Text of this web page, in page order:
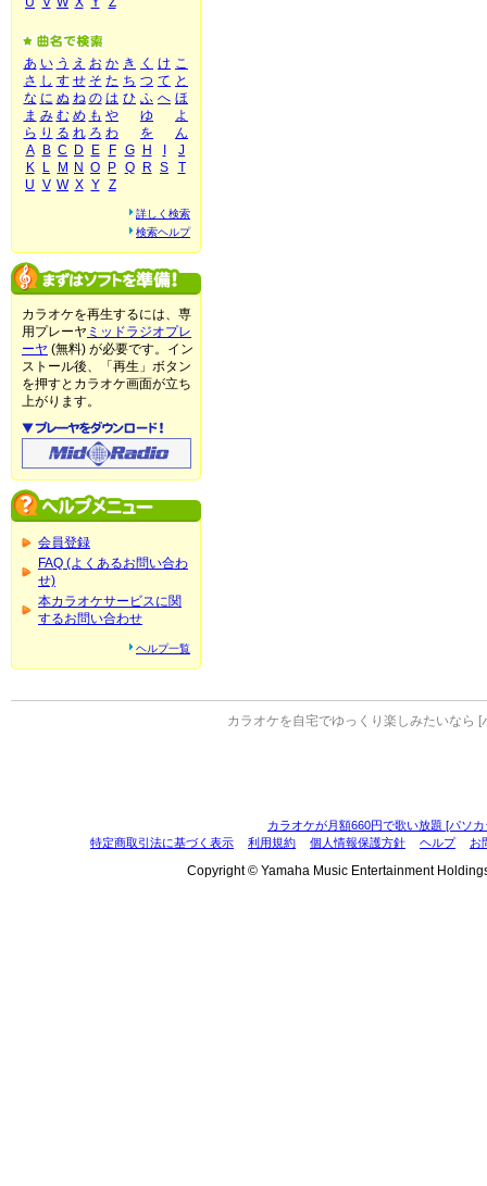
あ い う え お か き く け こ
さ し す せ そ た ち つ て と
な に ぬ ね の は ひ ふ へ ほ
ま み む め も や ゆ
よ
ら り る れ ろ わ を
ん
A
B C D E F G H
J
K
L M N O P Q R S
T
U V W X Y Z
詳しく検索
検索ヘルプ
カラオケを再生するには、専
用プレーヤ ミッドラジオプレ
ーヤ (無料) が必要です。イン
ストール後、「再生」ボタン
を押すとカラオケ画面が立ち
上がります。
会員登録
FAQ (よくあるお問い合わ
せ)
本カラオケサービスに関
するお問い合わせ
ヘルプ一覧
カラオケを自宅でゆっくり楽しみたいなら [
カラオケが月額660円で歌い放題 [パソ
特定商取引法に基づく表示
利用規約 個人情報保護方針 ヘルプ お
Copyright © Yamaha Music Entertainment